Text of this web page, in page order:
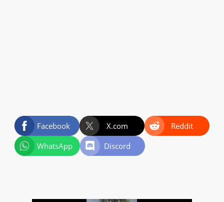
Facebook X.com
Reddit
WhatsApp
Discord